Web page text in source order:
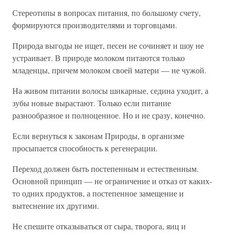
Стереотипы в вопросах питания, по большому счету,
формируются производителями и торговцами.
Природа выгоды не ищет, песен не сочиняет и шоу не
устраивает. В природе молоком питаются только
младенцы, причем молоком своей матери — не чужой.
На живом питании волосы шикарные, седина уходит, а
зубы новые вырастают. Только если питание
разнообразное и полноценное. Но и не сразу, конечно.
Если вернуться к законам Природы, в организме
просыпается способность к регенерации.
Переход должен быть постепенным и естественным.
Основной принцип — не ограничение и отказ от каких-
то одних продуктов, а постепенное замещение и
вытеснение их другими.
Не спешите отказываться от сыра, творога, яиц и